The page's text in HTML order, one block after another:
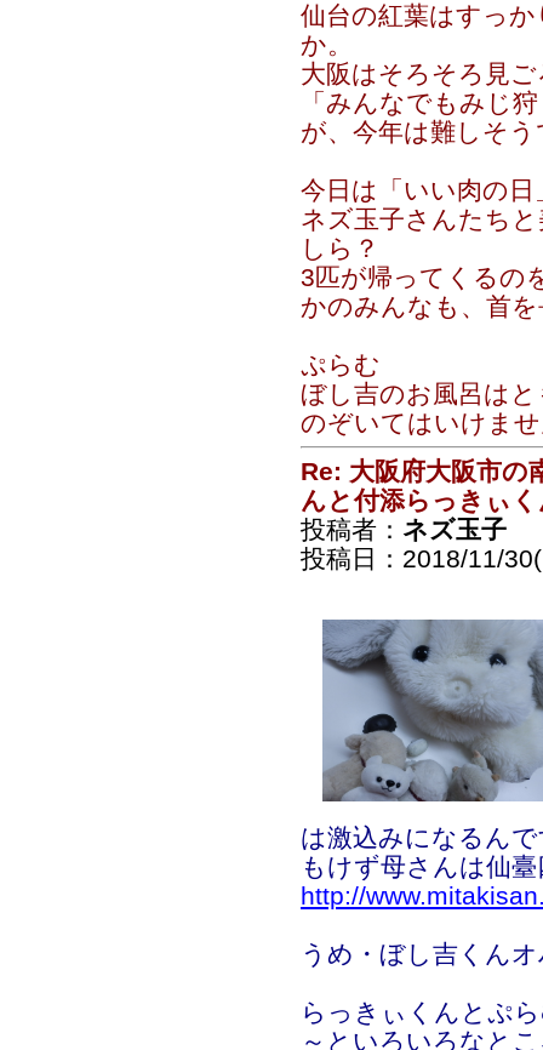
仙台の紅葉はすっ
か。
大阪はそろそろ見
「みんなでもみじ
が、今年は難しそ
今日は「いい肉の
ネズ玉子さんたち
しら？
3匹が帰ってくるの
かのみんなも、首
ぷらむ
ぼし吉のお風呂は
のぞいてはいけま
Re: 大阪府大阪市の
んと付添らっきぃ
投稿者： ネズ玉子
投稿日：2018/11/
は激込みになるん
もけず母さんは仙
http://
うめ・ぼし吉くん
らっきぃくんとぷ
～といろいろなと